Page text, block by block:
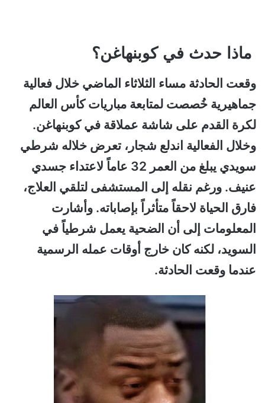
ماذا حدث في كوبنهاغن؟
وقعت الحادثة مساء الثلاثاء الماضي خلال فعالية
جماهيرية خُصصت لمتابعة مباريات كأس العالم
لكرة القدم على شاشة عملاقة في كوبنهاغن.
وخلال الفعالية اندلع شجار، تعرض خلاله شرطي
سويدي يبلغ من العمر 32 عاماً لاعتداء جسدي
عنيف. ورغم نقله إلى المستشفى لتلقي العلاج،
فارق الحياة لاحقاً متأثراً بإصاباته. وأشارت
المعلومات إلى أن الضحية يعمل شرطياً في
السويد، لكنه كان خارج أوقات عمله الرسمية
عندما وقعت الحادثة.